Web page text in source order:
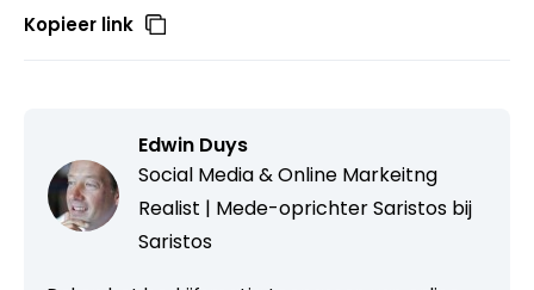
Kopieer link
Edwin Duys
Social Media & Online Markeitng
Realist | Mede-oprichter Saristos bij
Saristos